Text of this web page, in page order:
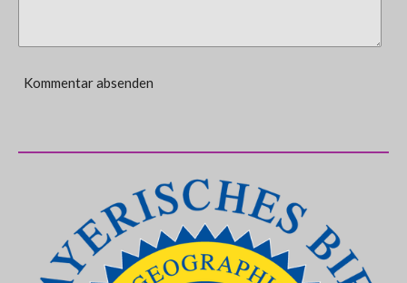
Kommentar absenden